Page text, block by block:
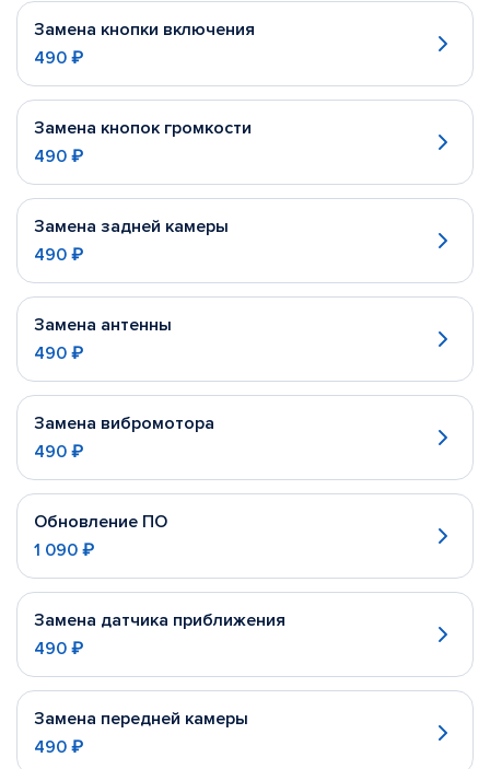
Замена кнопки включения
490 ₽
Замена кнопок громкости
490 ₽
Замена задней камеры
490 ₽
Замена антенны
490 ₽
Замена вибромотора
490 ₽
Обновление ПО
1 090 ₽
Замена датчика приближения
490 ₽
Замена передней камеры
490 ₽